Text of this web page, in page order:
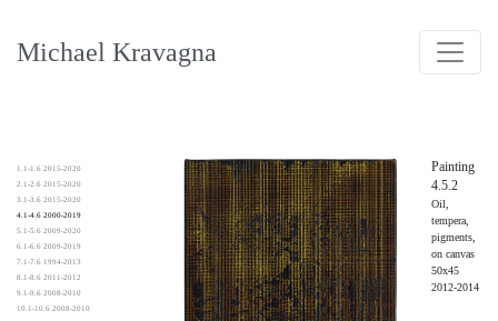
Michael Kravagna
1.1-1.6 2015-2020
2.1-2.6 2015-2020
3.1-3.6 2015-2020
4.1-4.6 2000-2019
5.1-5.6 2009-2020
6.1-6.6 2009-2019
7.1-7.6 1994-2013
8.1-8.6 2011-2012
9.1-9.6 2008-2010
10.1-10.6 2008-2010
Painting
4.5.2
Oil,
tempera,
pigments,
on canvas
50x45
2012-2014